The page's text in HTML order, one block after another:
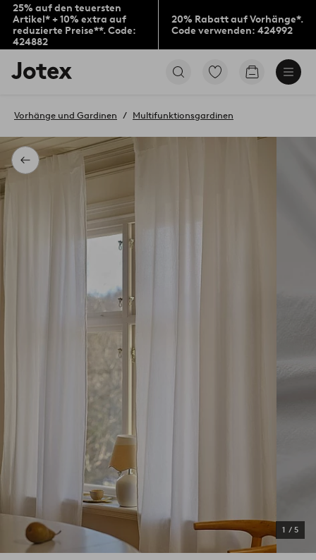
25% auf den teuersten
Artikel* + 10% extra auf
reduzierte Preise**. Code:
424882
20% Rabatt auf Vorhänge*.
Code verwenden: 424992
Jotex-
Logo
Startseite
Zu
Favoriten
Produkten
Zum
Zurück
Vorhänge und Gardinen Multifunktionsgardinen
1 / 5